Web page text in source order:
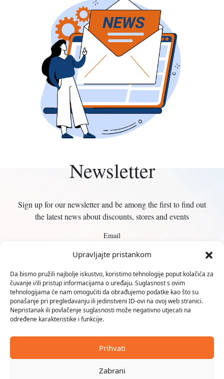
Upravljajte pristankom
Da bismo pružili najbolje iskustvo, koristimo tehnologije poput kolačića za
čuvanje i/ili pristup informacijama o uređaju. Suglasnost s ovim
tehnologijama će nam omogućiti da obrađujemo podatke kao što su
ponašanje pri pregledavanju ili jedinstveni ID-ovi na ovoj web stranici.
Nepristanak ili povlačenje suglasnosti može negativno utjecati na
određene karakteristike i funkcije.
Prihvati
Zabrani
Newsletter
Sign up for our newsletter and be among the first to find out
the latest news about discounts, stores and events
Email
Karlovčanka d.o.o.
Trg Milana Šufflaya 1
47000 KARLOVAC